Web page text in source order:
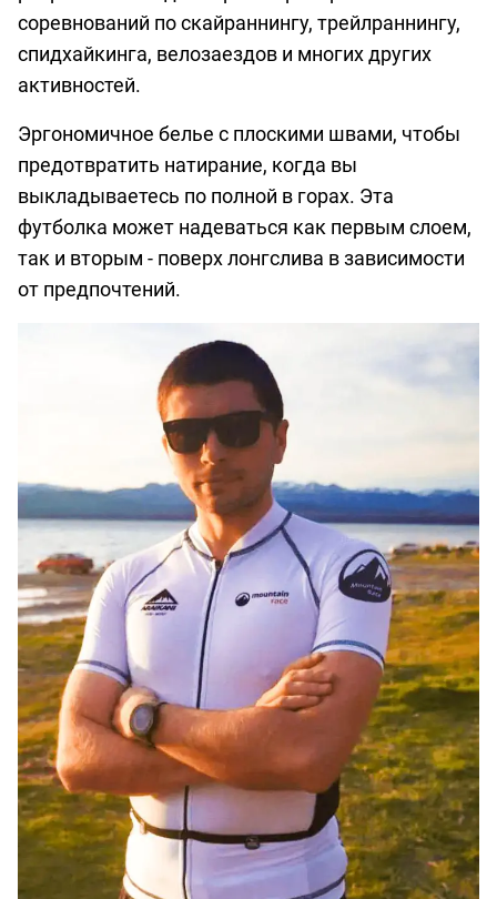
соревнований по скайраннингу, трейлраннингу,
спидхайкинга, велозаездов и многих других
активностей.
Эргономичное белье с плоскими швами, чтобы
предотвратить натирание, когда вы
выкладываетесь по полной в горах. Эта
футболка может надеваться как первым слоем,
так и вторым - поверх лонгслива в зависимости
от предпочтений.